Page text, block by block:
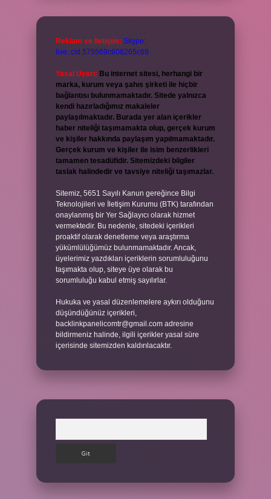
Reklam ve İletişim: Skype:
live:.cid.575569c608265c69
Yasal Uyarı: Bu internet sitesi, herhangi bir
marka, kurum veya şahıs şirketi ile hiçbir
bağlantısı bulunmamaktadır. Sitede yalnızca
kendi hazırladığımız makaleler
paylaşılmaktadır. Burada yer alan içerikler
haber niteliği taşımamakta olup, gerçek kurum
ve kişiler hakkında paylaşım yapılmamaktadır.
Gerçek kurum ve kişiler ile isim benzerlikleri
tamamen tesadüfidir. Sitemizdeki bilgiler
taslak halindedir ve tavsiye niteliği taşımazlar.
Sitemiz, 5651 Sayılı Kanun gereğince Bilgi
Teknolojileri ve İletişim Kurumu (BTK) tarafından
onaylanmış bir Yer Sağlayıcı olarak hizmet
vermektedir. Bu nedenle, sitedeki içerikleri
proaktif olarak denetleme veya araştırma
yükümlülüğümüz bulunmamaktadır. Ancak,
üyelerimiz yazdıkları içeriklerin sorumluluğunu
taşımakta olup, siteye üye olarak bu
sorumluluğu kabul etmiş sayılırlar.
Hukuka ve yasal düzenlemelere aykırı olduğunu
düşündüğünüz içerikleri,
backlinkpanelicomtr@gmail.com adresine
bildirmeniz halinde, ilgili içerikler yasal süre
içerisinde sitemizden kaldırılacaktır.